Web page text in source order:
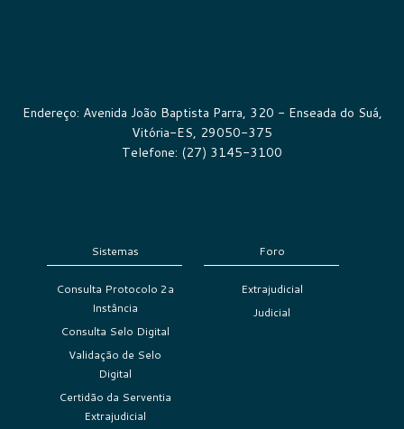
Endereço: Avenida João Baptista Parra, 320 - Enseada do Suá,
Vitória-ES, 29050-375
Telefone: (27) 3145-3100
Sistemas
Consulta Protocolo 2a
Instância
Consulta Selo Digital
Validação de Selo
Digital
Certidão da Serventia
Extrajudicial
Foro
Extrajudicial
Judicial